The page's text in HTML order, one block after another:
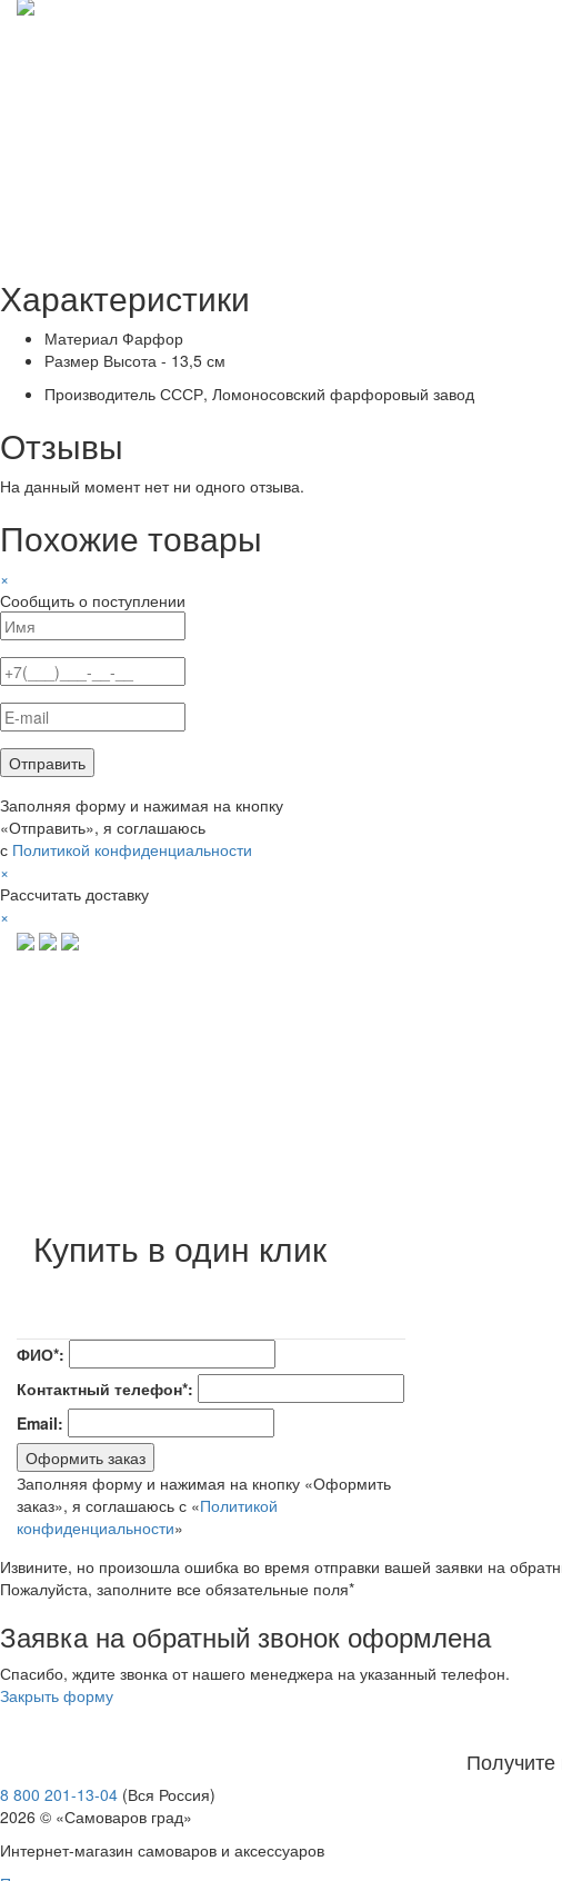
Характеристики
Материал Фарфор
Размер Высота - 13,5 см
Производитель СССР, Ломоносовский фарфоровый завод
Отзывы
На данный момент нет ни одного отзыва.
Похожие товары
×
Сообщить о поступлении
Заполняя форму и нажимая на кнопку
«Отправить», я соглашаюсь
с Политикой конфиденциальности
×
Рассчитать доставку
×
Купить в один клик
ФИО*:
Контактный телефон*:
Email:
Оформить заказ
Заполняя форму и нажимая на кнопку «Оформить
заказ», я соглашаюсь с «Политикой
конфиденциальности»
Извините, но произошла ошибка во время отправки вашей заявки на
Пожалуйста, заполните все обязательные поля*
Заявка на обратный звонок оформлена
Спасибо, ждите звонка от нашего менеджера на указанный телефон.
Закрыть форму
8 800 201-13-04 (Вся Россия)
2026 © «Самоваров град»
Интернет-магазин самоваров и аксессуаров